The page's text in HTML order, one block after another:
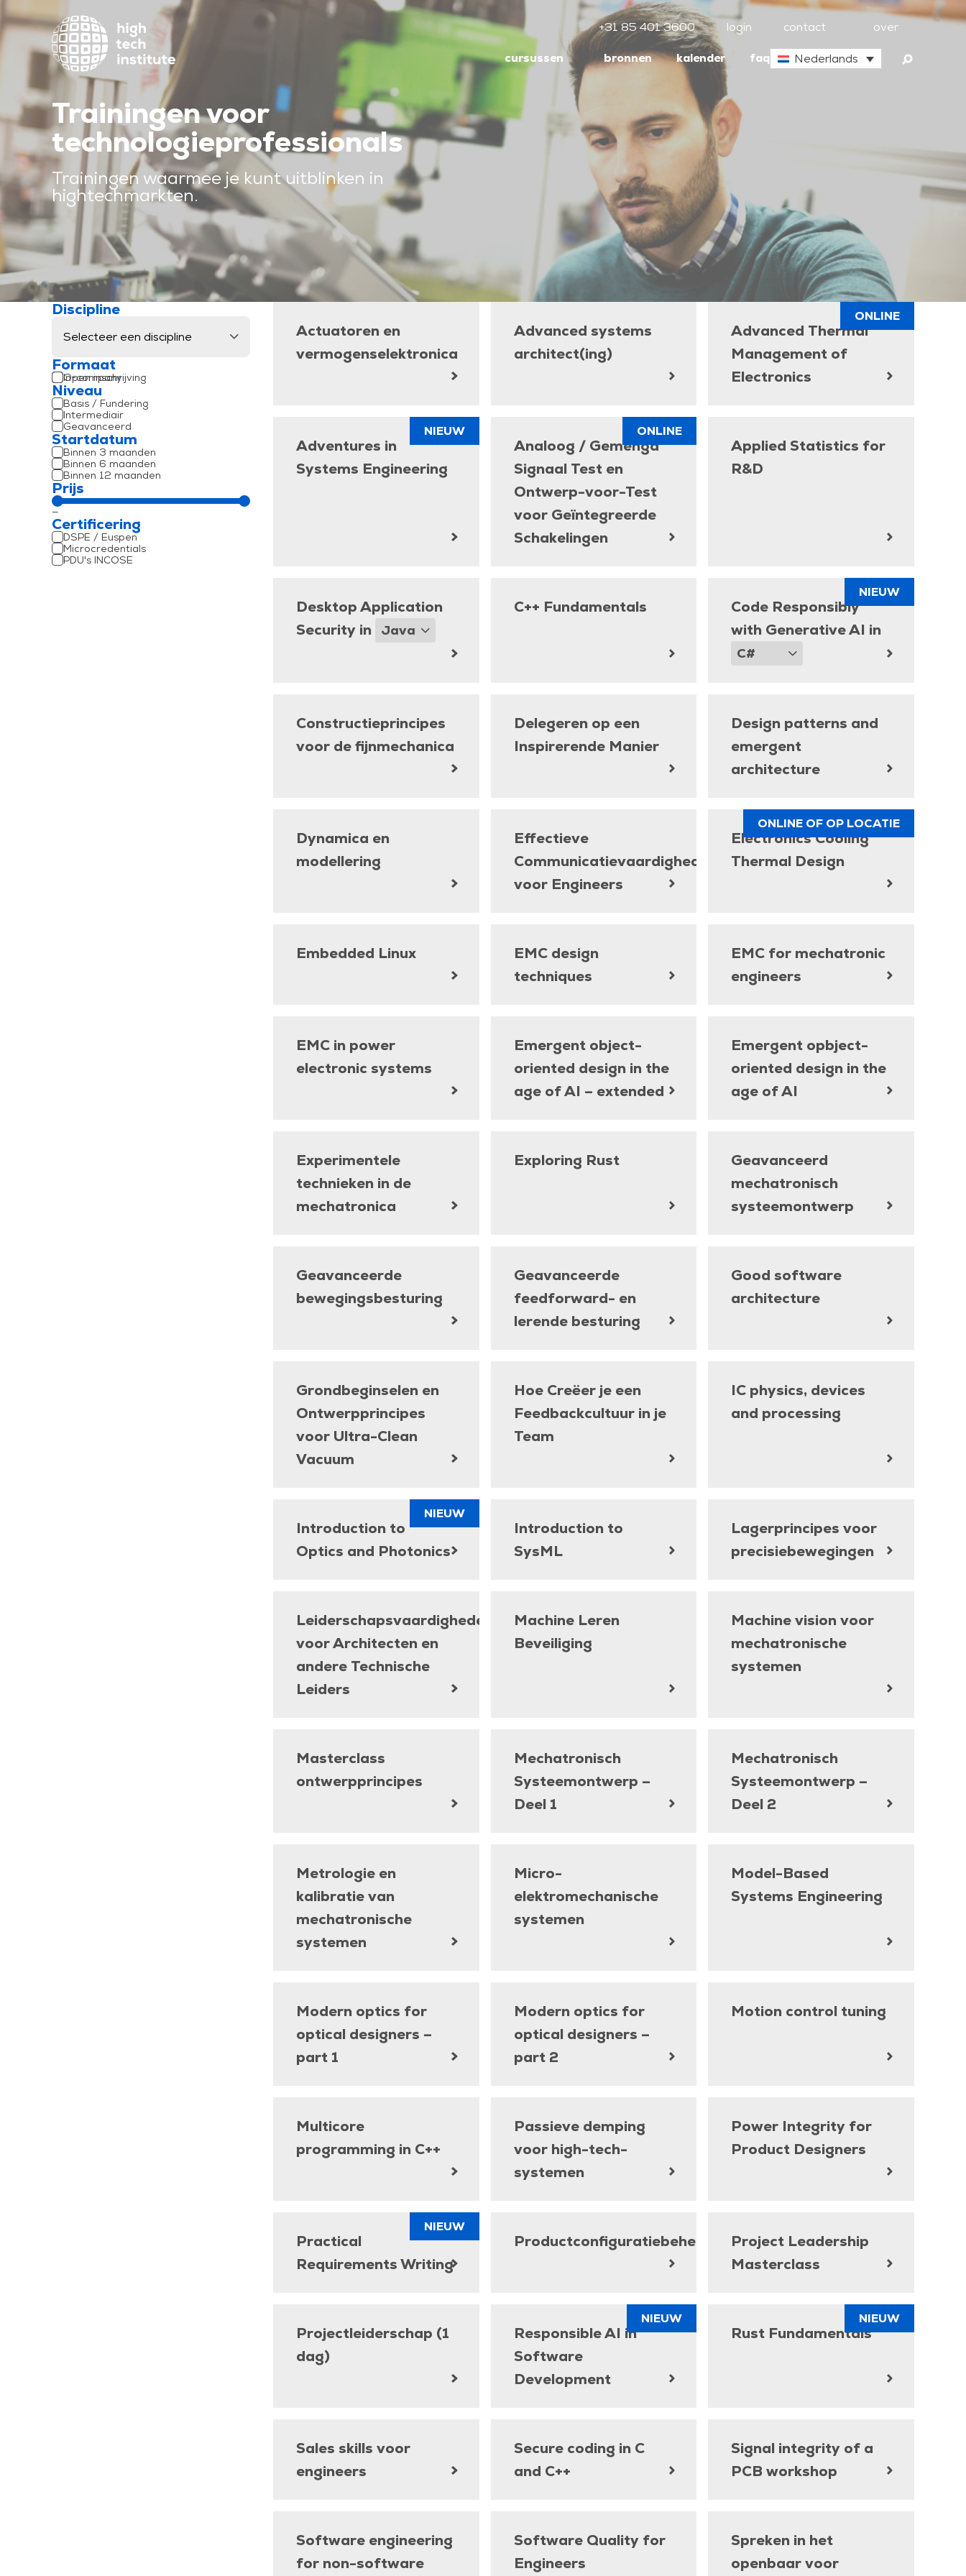
+31 85 401 3600 login contact over
cursussen bronnen kalender faq Nederlands
Trainingen voor
technologieprofessionals
Trainingen waarmee je kunt uitblinken in
hightechmarkten.
Discipline
Formaat
Open inschrijving
Klaslokaal (F2F)
Online (Live)
In-company
Niveau
Basis / Fundering
Intermediair
Geavanceerd
Startdatum
Binnen 3 maanden
Binnen 6 maanden
Binnen 12 maanden
Prijs
—
Certificering
DSPE / Euspen
Microcredentials
PDU's INCOSE
Actuatoren en
vermogenselektronica
Advanced systems
architect(ing)
ONLINE
Advanced Thermal
Management of
Electronics
NIEUW
Adventures in
Systems Engineering
ONLINE
Analoog / Gemengd
Signaal Test en
Ontwerp-voor-Test
voor Geïntegreerde
Schakelingen
Applied Statistics for
R&D
Desktop Application
Security in
C++ Fundamentals
NIEUW
Code Responsibly
with Generative AI in
Constructieprincipes
voor de fijnmechanica
Delegeren op een
Inspirerende Manier
Design patterns and
emergent
architecture
Dynamica en
modellering
Effectieve
Communicatievaardigheden
voor Engineers
ONLINE OF OP LOCATIE
Electronics Cooling
Thermal Design
Embedded Linux
EMC design
techniques
EMC for mechatronic
engineers
EMC in power
electronic systems
Emergent object-
oriented design in the
age of AI – extended
Emergent opbject-
oriented design in the
age of AI
Experimentele
technieken in de
mechatronica
Exploring Rust
Geavanceerd
mechatronisch
systeemontwerp
Geavanceerde
bewegingsbesturing
Geavanceerde
feedforward- en
lerende besturing
Good software
architecture
Grondbeginselen en
Ontwerpprincipes
voor Ultra-Clean
Vacuum
Hoe Creëer je een
Feedbackcultuur in je
Team
IC physics, devices
and processing
NIEUW
Introduction to
Optics and Photonics
Introduction to
SysML
Lagerprincipes voor
precisiebewegingen
Leiderschapsvaardigheden
voor Architecten en
andere Technische
Leiders
Machine Leren
Beveiliging
Machine vision voor
mechatronische
systemen
Masterclass
ontwerpprincipes
Mechatronisch
Systeemontwerp –
Deel 1
Mechatronisch
Systeemontwerp –
Deel 2
Metrologie en
kalibratie van
mechatronische
systemen
Micro-
elektromechanische
systemen
Model-Based
Systems Engineering
Modern optics for
optical designers –
part 1
Modern optics for
optical designers –
part 2
Motion control tuning
Multicore
programming in C++
Passieve demping
voor high-tech-
systemen
Power Integrity for
Product Designers
NIEUW
Practical
Requirements Writing
Productconfiguratiebeheer
Project Leadership
Masterclass
Projectleiderschap (1
dag)
NIEUW
Responsible AI in
Software
Development
NIEUW
Rust Fundamentals
Sales skills voor
engineers
Secure coding in C
and C++
Signal integrity of a
PCB workshop
Software engineering
for non-software
Software Quality for
Engineers
Spreken in het
openbaar voor